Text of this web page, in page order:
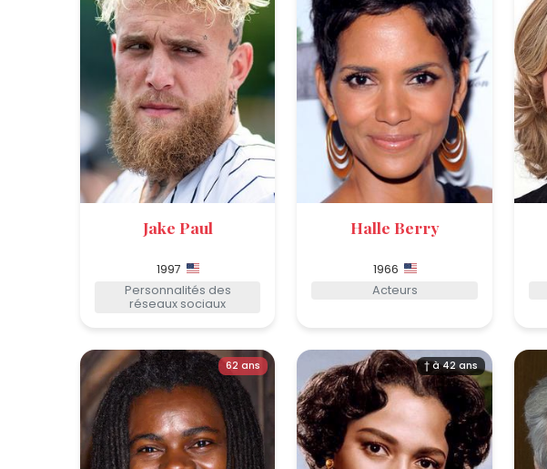
Jake Paul
1997
Personnalités des
réseaux sociaux
Halle Berry
1966
Acteurs
62 ans † à 42 ans